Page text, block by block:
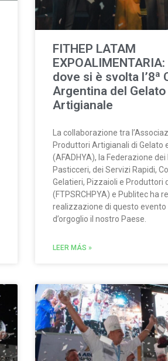
FITHEP LATAM
EXPOALIMENTARIA:
dove si è svolta l’8ª
Argentina del Gelato
Artigianale
La collaborazione tra
Produttori Artigianali di Gelato
(AFADHYA), la Federazione
Pasticceri, dei Servizi Rapidi,
Gelatieri, Pizzaioli e Produttori
(FTPSRCHPYA) e Publitec ha
realizzazione di questo evento
d’orgoglio il nostro Paese.
LEER MÁS »